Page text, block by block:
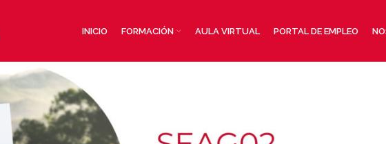
INICIO FORMACIÓN AULA VIRTUAL PORTAL DE EMPLEO